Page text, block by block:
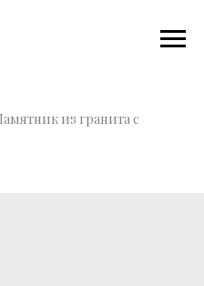
из гранита с